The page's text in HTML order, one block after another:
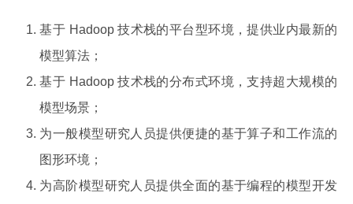
基于 Hadoop 技术栈的平台型环境，提供业内最新的
模型算法；
基于 Hadoop 技术栈的分布式环境，支持超大规模的
模型场景；
为一般模型研究人员提供便捷的基于算子和工作流的
图形环境；
为高阶模型研究人员提供全面的基于编程的模型开发